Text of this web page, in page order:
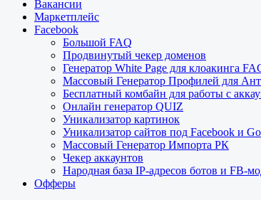
Вакансии
Маркетплейс
Facebook
Большой FAQ
Продвинутый чекер доменов
Генератор White Page для клоакинга
Массовый Генератор Профилей для
Бесплатный комбайн для работы с
Онлайн генератор QUIZ
Уникализатор картинок
Уникализатор сайтов под Facebook и
Массовый Генератор Импорта РК
Чекер аккаунтов
Народная база IP-адресов ботов и FB-
Офферы